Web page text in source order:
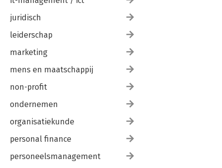
juridisch
leiderschap
marketing
mens en maatschappij
non-profit
ondernemen
organisatiekunde
personal finance
personeelsmanagement